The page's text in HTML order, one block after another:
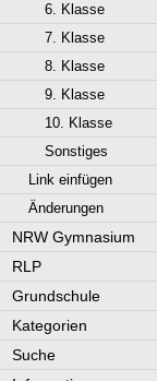
6. Klasse
7. Klasse
8. Klasse
9. Klasse
10. Klasse
Sonstiges
Link einfügen
Änderungen
NRW Gymnasium
RLP
Grundschule
Kategorien
Suche